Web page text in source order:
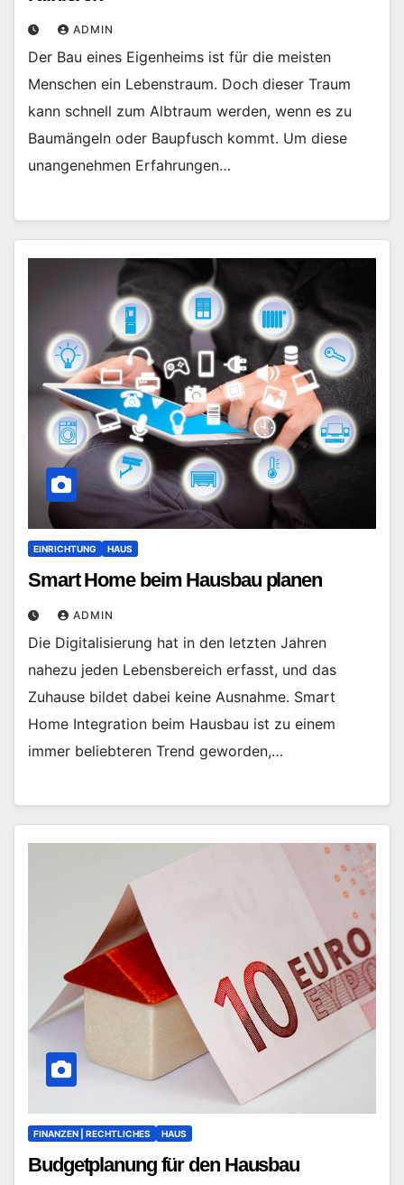
ADMIN
Der Bau eines Eigenheims ist für die meisten
Menschen ein Lebenstraum. Doch dieser Traum
kann schnell zum Albtraum werden, wenn es zu
Baumängeln oder Baupfusch kommt. Um diese
unangenehmen Erfahrungen…
EINRICHTUNG HAUS
Smart Home beim Hausbau planen
ADMIN
Die Digitalisierung hat in den letzten Jahren
nahezu jeden Lebensbereich erfasst, und das
Zuhause bildet dabei keine Ausnahme. Smart
Home Integration beim Hausbau ist zu einem
immer beliebteren Trend geworden,…
FINANZEN | RECHTLICHES HAUS
Budgetplanung für den Hausbau